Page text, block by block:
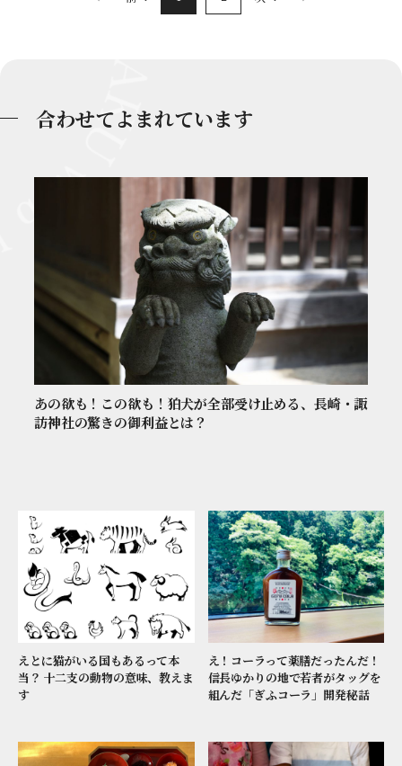
合わせてよまれています
あの欲も！この欲も！狛犬が全部受け止める、長崎・諏
訪神社の驚きの御利益とは？
えとに猫がいる国もあるって本
当？ 十二支の動物の意味、教えま
す
え！コーラって薬膳だったんだ！
信長ゆかりの地で若者がタッグを
組んだ「ぎふコーラ」開発秘話